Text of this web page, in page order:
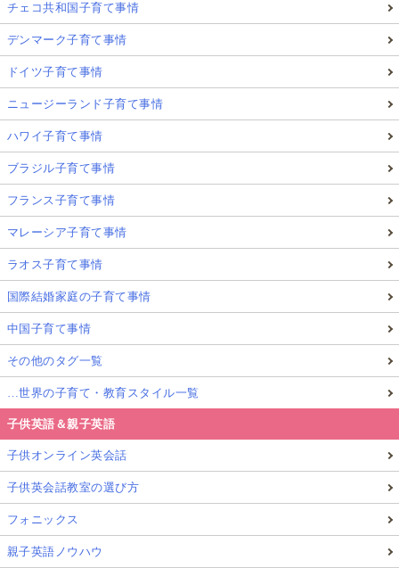
チェコ共和国子育て事情
デンマーク子育て事情
ドイツ子育て事情
ニュージーランド子育て事情
ハワイ子育て事情
ブラジル子育て事情
フランス子育て事情
マレーシア子育て事情
ラオス子育て事情
国際結婚家庭の子育て事情
中国子育て事情
その他のタグ一覧
…世界の子育て・教育スタイル一覧
子供英語＆親子英語
子供オンライン英会話
子供英会話教室の選び方
フォニックス
親子英語ノウハウ